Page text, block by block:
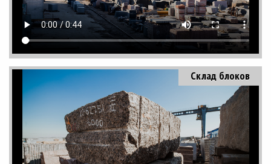
Склад блоков